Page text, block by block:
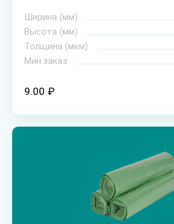
Ширина (мм)
Высота (мм)
Толщина (мкм)
Мин.заказ
9.00 ₽